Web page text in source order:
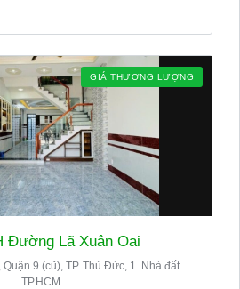
GIÁ THƯƠNG LƯỢNG
Đường Lã Xuân Oai
Quận 9 (cũ), TP. Thủ Đức, 1. Nhà đất
TP.HCM